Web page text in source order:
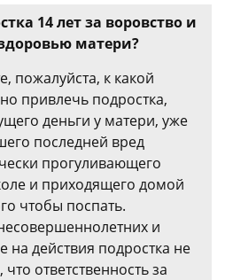
14 лет за воровство и
матери?
пожалуйста, к какой
привлечь подростка,
деньги у матери, уже
последней вред
прогуливающего
и приходящего домой
чтобы поспать.
и
на действия подростка не
ответственность за